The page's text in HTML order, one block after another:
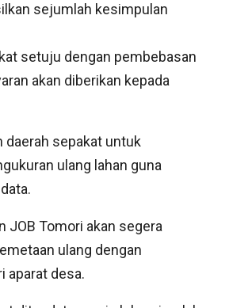
sejumlah kesimpulan
setuju dengan pembebasan
akan diberikan kepada
daerah sepakat untuk
ulang lahan guna
JOB Tomori akan segera
ulang dengan
aparat desa.